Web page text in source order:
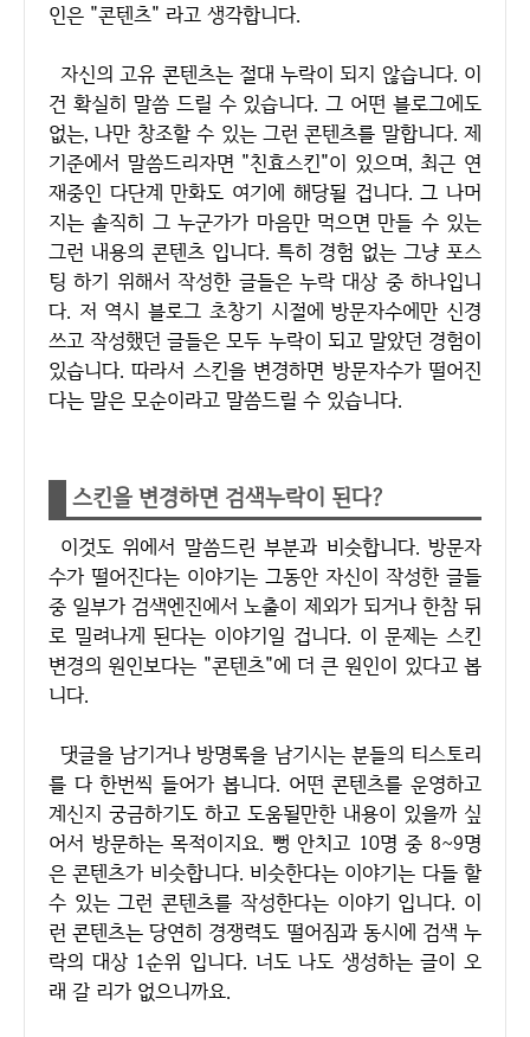
인은 "콘텐츠" 라고 생각합니다.
자신의 고유 콘텐츠는 절대 누락이 되지 않습니다. 이
건 확실히 말씀 드릴 수 있습니다. 그 어떤 블로그에도
없는, 나만 창조할 수 있는 그런 콘텐츠를 말합니다. 제
기준에서 말씀드리자면 "친효스킨"이 있으며, 최근 연
재중인 다단계 만화도 여기에 해당될 겁니다. 그 나머
지는 솔직히 그 누군가가 마음만 먹으면 만들 수 있는
그런 내용의 콘텐츠 입니다. 특히 경험 없는 그냥 포스
팅 하기 위해서 작성한 글들은 누락 대상 중 하나입니
다. 저 역시 블로그 초창기 시절에 방문자수에만 신경
쓰고 작성했던 글들은 모두 누락이 되고 말았던 경험이
있습니다. 따라서 스킨을 변경하면 방문자수가 떨어진
다는 말은 모순이라고 말씀드릴 수 있습니다.
스킨을 변경하면 검색누락이 된다?
이것도 위에서 말씀드린 부분과 비슷합니다. 방문자
수가 떨어진다는 이야기는 그동안 자신이 작성한 글들
중 일부가 검색엔진에서 노출이 제외가 되거나 한참 뒤
로 밀려나게 된다는 이야기일 겁니다. 이 문제는 스킨
변경의 원인보다는 "콘텐츠"에 더 큰 원인이 있다고 봅
니다.
댓글을 남기거나 방명록을 남기시는 분들의 티스토리
를 다 한번씩 들어가 봅니다. 어떤 콘텐츠를 운영하고
계신지 궁금하기도 하고 도움될만한 내용이 있을까 싶
어서 방문하는 목적이지요. 뻥 안치고 10명 중 8~9명
은 콘텐츠가 비슷합니다. 비슷한다는 이야기는 다들 할
수 있는 그런 콘텐츠를 작성한다는 이야기 입니다. 이
런 콘텐츠는 당연히 경쟁력도 떨어짐과 동시에 검색 누
락의 대상 1순위 입니다. 너도 나도 생성하는 글이 오
래 갈 리가 없으니까요.